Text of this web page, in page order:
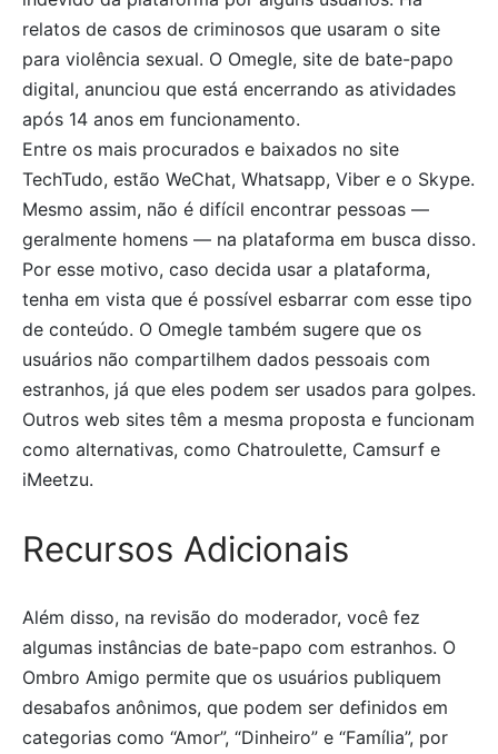
relatos de casos de criminosos que usaram o site
para violência sexual. O Omegle, site de bate-papo
digital, anunciou que está encerrando as atividades
após 14 anos em funcionamento.
Entre os mais procurados e baixados no site
TechTudo, estão WeChat, Whatsapp, Viber e o Skype.
Mesmo assim, não é difícil encontrar pessoas —
geralmente homens — na plataforma em busca disso.
Por esse motivo, caso decida usar a plataforma,
tenha em vista que é possível esbarrar com esse tipo
de conteúdo. O Omegle também sugere que os
usuários não compartilhem dados pessoais com
estranhos, já que eles podem ser usados para golpes.
Outros web sites têm a mesma proposta e funcionam
como alternativas, como Chatroulette, Camsurf e
iMeetzu.
Recursos Adicionais
Além disso, na revisão do moderador, você fez
algumas instâncias de bate-papo com estranhos. O
Ombro Amigo permite que os usuários publiquem
desabafos anônimos, que podem ser definidos em
categorias como “Amor”, “Dinheiro” e “Família”, por